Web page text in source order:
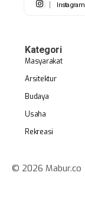
Instagram
Kategori
Masyarakat
Arsitektur
Budaya
Usaha
Rekreasi
© 2026 Mabur.co